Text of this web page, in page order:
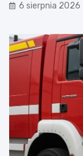
6 sierpnia 2026